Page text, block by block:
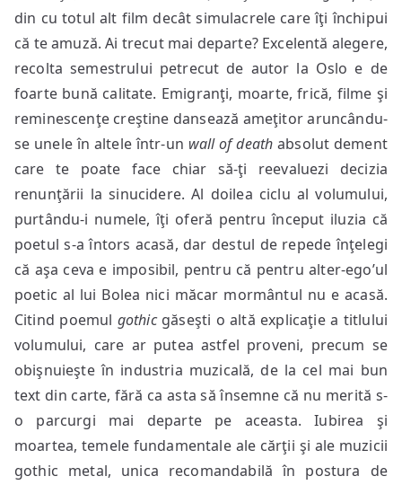
din cu totul alt film decât simulacrele care îţi închipui
că te amuză. Ai trecut mai departe? Excelentă alegere,
recolta semestrului petrecut de autor la Oslo e de
foarte bună calitate. Emigranţi, moarte, frică, filme şi
reminescenţe creştine dansează ameţitor aruncându-
se unele în altele într-un wall of death absolut dement
care te poate face chiar să-ţi reevaluezi decizia
renunţării la sinucidere. Al doilea ciclu al volumului,
purtându-i numele, îţi oferă pentru început iluzia că
poetul s-a întors acasă, dar destul de repede înţelegi
că aşa ceva e imposibil, pentru că pentru alter-ego’ul
poetic al lui Bolea nici măcar mormântul nu e acasă.
Citind poemul gothicgăseşti o altă explicaţie a titlului
volumului, care ar putea astfel proveni, precum se
obişnuieşte în industria muzicală, de la cel mai bun
text din carte, fără ca asta să însemne că nu merită s-
o parcurgi mai departe pe aceasta. Iubirea şi
moartea, temele fundamentale ale cărţii şi ale muzicii
gothic metal, unica recomandabilă în postura de